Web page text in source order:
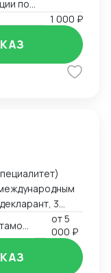
по
для
РФ.
1 000 ₽
3
от5
000 ₽